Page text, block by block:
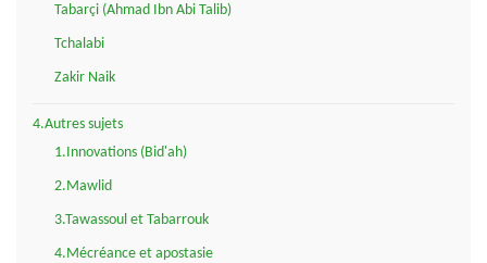
Tabarçi (Ahmad Ibn Abi Talib)
Tchalabi
Zakir Naik
4.Autres sujets
1.Innovations (Bid'ah)
2.Mawlid
3.Tawassoul et Tabarrouk
4.Mécréance et apostasie